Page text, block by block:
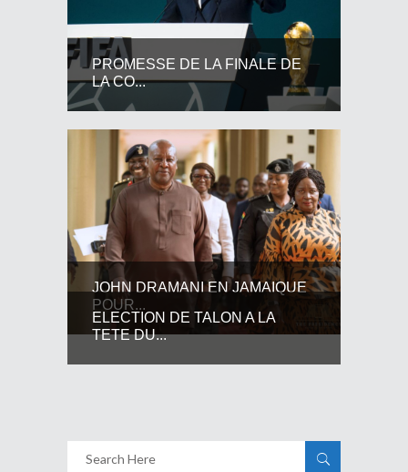
PROMESSE DE LA FINALE DE
LA CO...
JOHN DRAMANI EN JAMAIQUE
POUR...
ELECTION DE TALON A LA
TETE DU...